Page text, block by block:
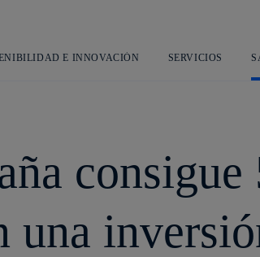
principal
E INNOVACIÓN SERVICIOS
una